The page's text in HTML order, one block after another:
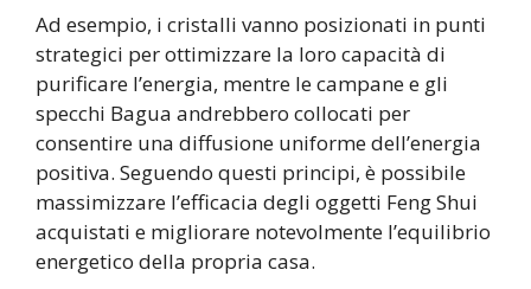
Ad esempio, i cristalli vanno posizionati in punti
strategici per ottimizzare la loro capacità di
purificare l’energia, mentre le campane e gli
specchi Bagua andrebbero collocati per
consentire una diffusione uniforme dell’energia
positiva. Seguendo questi principi, è possibile
massimizzare l’efficacia degli oggetti Feng Shui
acquistati e migliorare notevolmente l’equilibrio
energetico della propria casa.